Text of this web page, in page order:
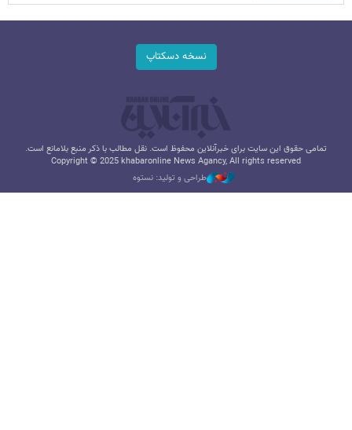
نسخه دسکتاپ
تمامی حقوق این سایت برای خبرآنلاین محفوظ است. نقل مطالب با ذکر منبع بلامانع است.
Copyright © 2025 khabaronline News Agancy, All rights reserved
طراحی و تولید: نستوه